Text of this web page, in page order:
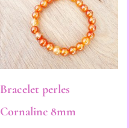
Bracelet perles
Cornaline 8mm